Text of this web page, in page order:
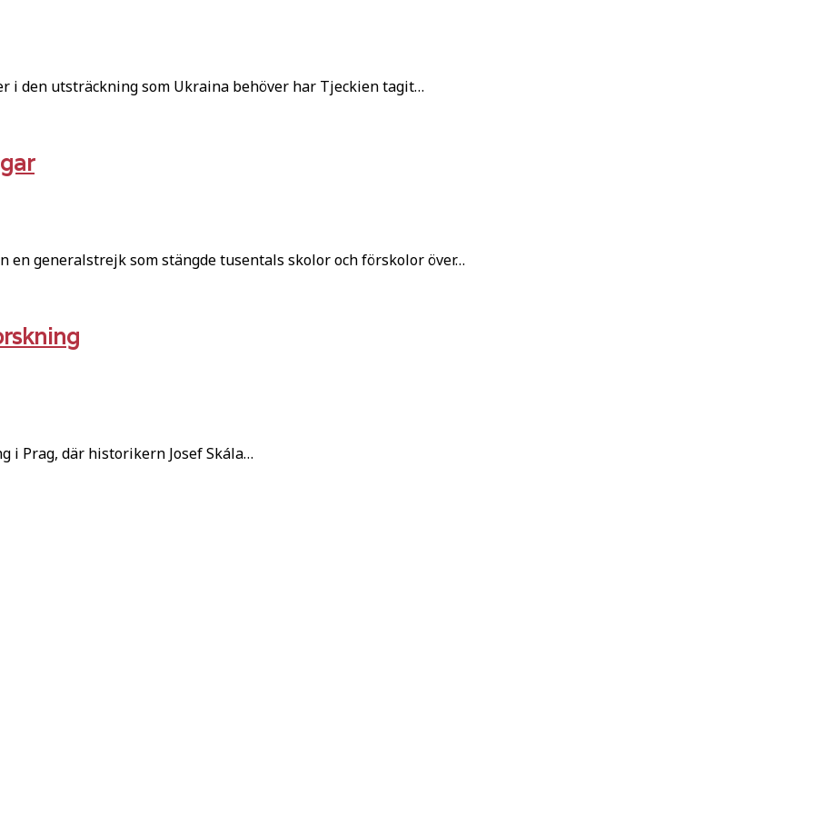
i den utsträckning som Ukraina behöver har Tjeckien tagit…
en generalstrejk som stängde tusentals skolor och förskolor över…
i Prag, där historikern Josef Skála…